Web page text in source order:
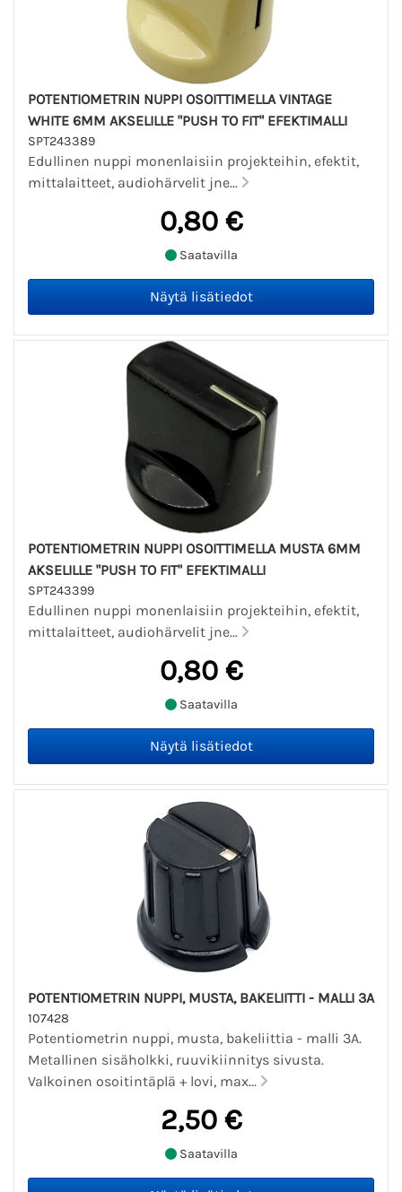
POTENTIOMETRIN NUPPI OSOITTIMELLA VINTAGE
WHITE 6MM AKSELILLE "PUSH TO FIT" EFEKTIMALLI
SPT243389
Edullinen nuppi monenlaisiin projekteihin, efektit,
mittalaitteet, audiohärvelit jne...
0,80 €
Saatavilla
POTENTIOMETRIN NUPPI OSOITTIMELLA MUSTA 6MM
AKSELILLE "PUSH TO FIT" EFEKTIMALLI
SPT243399
Edullinen nuppi monenlaisiin projekteihin, efektit,
mittalaitteet, audiohärvelit jne...
0,80 €
Saatavilla
POTENTIOMETRIN NUPPI, MUSTA, BAKELIITTI - MALLI 3A
107428
Potentiometrin nuppi, musta, bakeliittia - malli 3A.
Metallinen sisäholkki, ruuvikiinnitys sivusta.
Valkoinen osoitintäplä + lovi, max...
2,50 €
Saatavilla